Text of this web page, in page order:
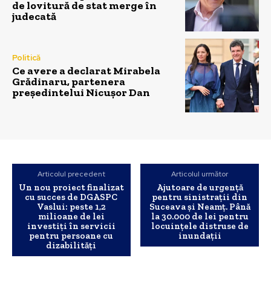
de lovitură de stat merge în
judecată
Politică
Ce avere a declarat Mirabela
Grădinaru, partenera
președintelui Nicușor Dan
Articolul precedent
Un nou proiect finalizat
cu succes de DGASPC
Vaslui: peste 1,2
milioane de lei
investiți în servicii
pentru persoane cu
dizabilități
Articolul următor
Ajutoare de urgență
pentru sinistrații din
Suceava și Neamț. Până
la 30.000 de lei pentru
locuințele distruse de
inundații